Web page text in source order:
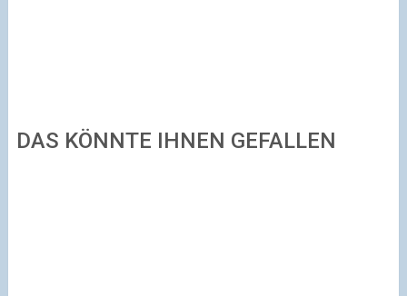
DAS KÖNNTE IHNEN GEFALLEN